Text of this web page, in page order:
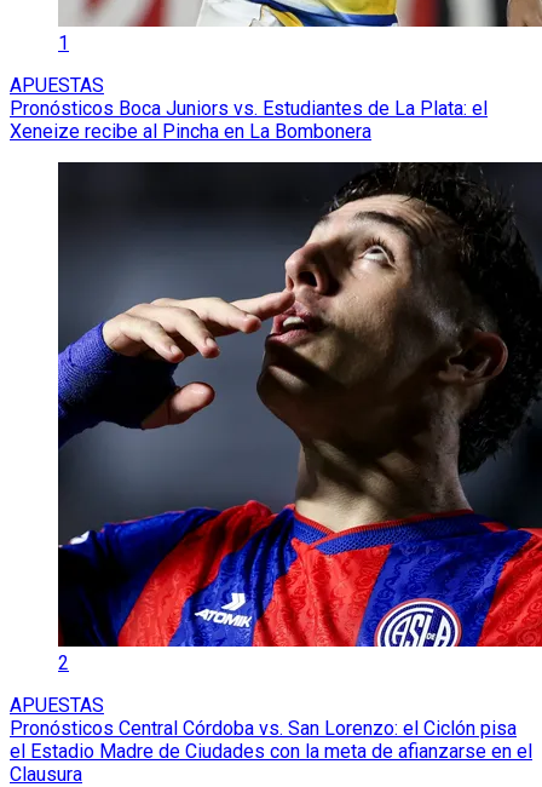
1
APUESTAS
Pronósticos Boca Juniors vs. Estudiantes de La Plata: el
Xeneize recibe al Pincha en La Bombonera
2
APUESTAS
Pronósticos Central Córdoba vs. San Lorenzo: el Ciclón pisa
el Estadio Madre de Ciudades con la meta de afianzarse en el
Clausura